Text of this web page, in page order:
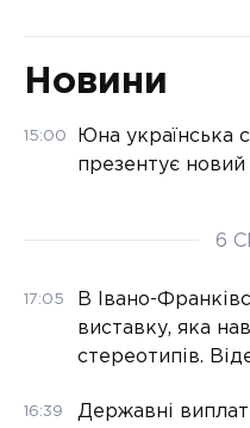
Новини
15:00
Юна українська
презентує
6
17:05
В Івано-
виставку, яка
стереотипів.
16:39
Державні